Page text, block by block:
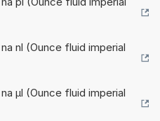
nl (Ounce fluid imperial
µl (Ounce fluid imperial